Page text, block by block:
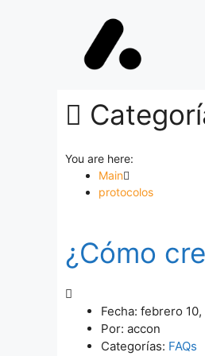
You are here:
Main
protocolos
¿Cómo
Fecha: febrero 10,
Por: accon
Categorías: FAQs